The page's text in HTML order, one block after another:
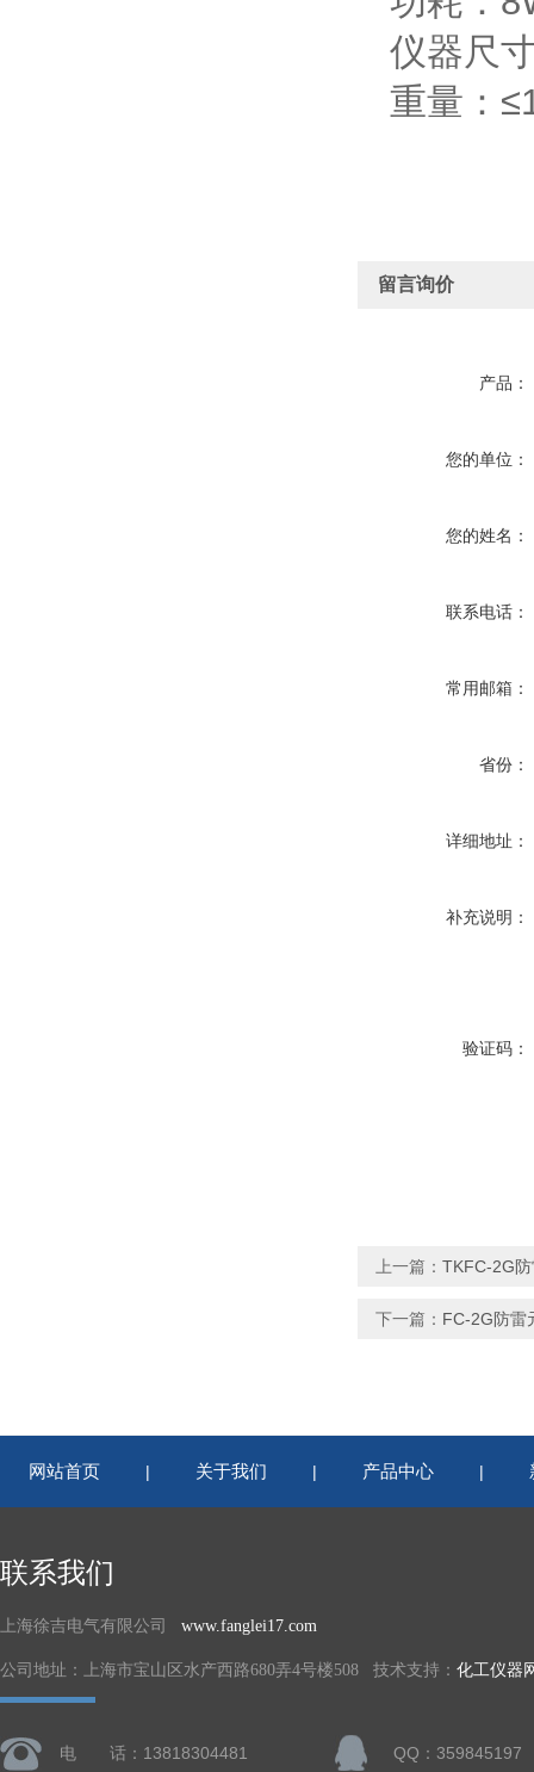
仪器尺
重量：
留言询价
产品：
您的单位：
您的姓名：
联系电话：
常用邮箱：
省份：
详细地址：
补充说明：
验证码：
上一篇： TKFC-2G
下一篇： FC-2G防雷
网站首页 | 关于我们 | 产品中心 |
联系我们
上海徐吉电气有限公司 www.fanglei17.com
公司地址：上海市宝山区水产西路680弄4号楼508 技术支持： 化工仪器
电 话：13818304481 QQ：359845197